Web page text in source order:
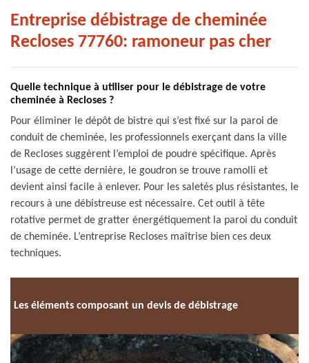
Entreprise débistrage de cheminée
Recloses 77760: ramoneur pas cher
Quelle technique à utiliser pour le débistrage de votre
cheminée à Recloses ?
Pour éliminer le dépôt de bistre qui s’est fixé sur la paroi de
conduit de cheminée, les professionnels exerçant dans la ville
de Recloses suggèrent l’emploi de poudre spécifique. Après
l’usage de cette dernière, le goudron se trouve ramolli et
devient ainsi facile à enlever. Pour les saletés plus résistantes, le
recours à une débistreuse est nécessaire. Cet outil à tête
rotative permet de gratter énergétiquement la paroi du conduit
de cheminée. L’entreprise Recloses maîtrise bien ces deux
techniques.
Les éléments composant un devis de débistrage